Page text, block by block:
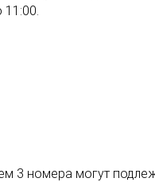
11:00.
3 номера могут